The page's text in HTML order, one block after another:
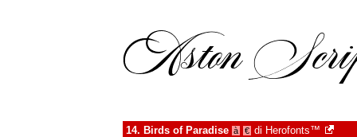
14. Birds of Paradise à € di Herofonts™